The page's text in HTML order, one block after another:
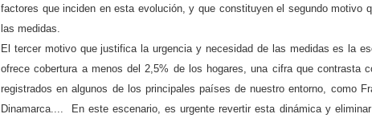
factores que inciden en esta evolución, y que constituyen el segundo motivo
las medidas.
El tercer motivo que justifica la urgencia y necesidad de las medidas es la
ofrece cobertura a menos del 2,5% de los hogares, una cifra que contrasta
registrados en algunos de los principales países de nuestro entorno, como
Dinamarca.... En este escenario, es urgente revertir esta dinámica y